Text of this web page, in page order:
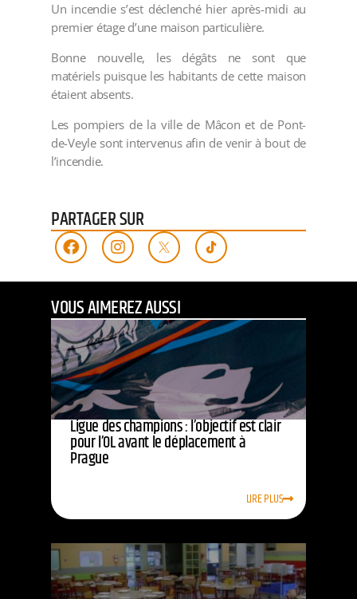
Un incendie s’est déclenché hier après-midi au
premier étage d’une maison particulière.
Bonne nouvelle, les dégâts ne sont que
matériels puisque les habitants de cette maison
étaient absents.
Les pompiers de la ville de Mâcon et de Pont-
de-Veyle sont intervenus afin de venir à bout de
l’incendie.
PARTAGER SUR
VOUS AIMEREZ AUSSI
Ligue des champions : l’objectif est clair
pour l’OL avant le déplacement à
Prague
LIRE PLUS